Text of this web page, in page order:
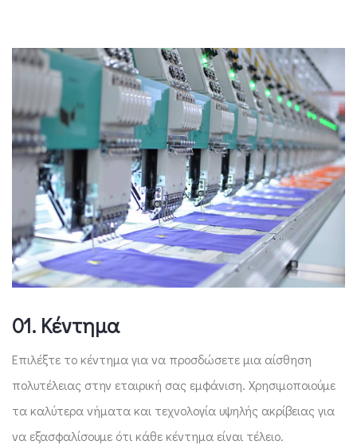
01. Κέντημα
Επιλέξτε το κέντημα για να προσδώσετε μια αίσθηση
πολυτέλειας στην εταιρική σας εμφάνιση. Χρησιμοποιούμε
τα καλύτερα νήματα και τεχνολογία υψηλής ακρίβειας για
να εξασφαλίσουμε ότι κάθε κέντημα είναι τέλειο.